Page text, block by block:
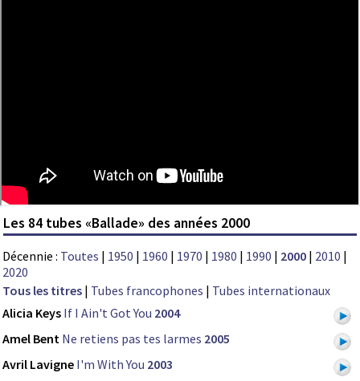
Les 84 tubes «Ballade» des années 2000
Décennie : Toutes | 1950 | 1960 | 1970 | 1980 | 1990 | 2000 | 2010 |
2020
Tous les titres | Tubes francophones | Tubes internationaux
Alicia Keys If I Ain't Got You 2004
Amel Bent Ne retiens pas tes larmes 2005
Avril Lavigne I'm With You 2003